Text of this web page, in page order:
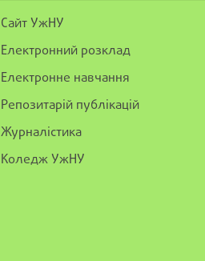
Сайт УжНУ
Електронний розклад
Електронне навчання
Репозитарій публікацій
Журналістика
Коледж УжНУ